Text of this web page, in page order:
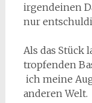
irgendeinen
nur
Als das Stück
tropfenden
ich meine
anderen Welt.